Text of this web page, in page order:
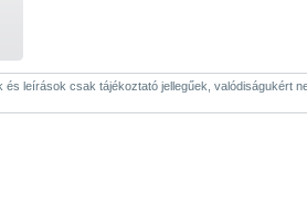
és leírások csak tájékoztató jellegűek, valódiságukért